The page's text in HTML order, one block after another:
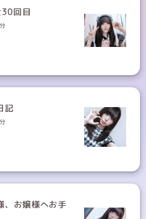
給仕30回目
記
、お嬢様へお手